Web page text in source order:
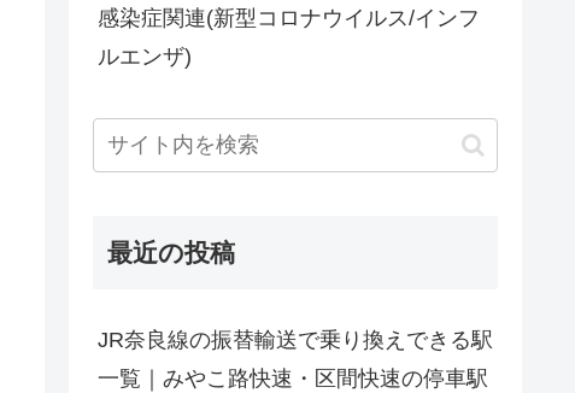
感染症関連(新型コロナウイルス/インフ
ルエンザ)
最近の投稿
JR奈良線の振替輸送で乗り換えできる駅
一覧｜みやこ路快速・区間快速の停車駅